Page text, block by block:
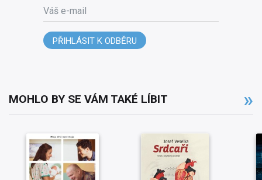
Váš e-mail
PŘIHLÁSIT K ODBĚRU
MOHLO BY SE VÁM TAKÉ LÍBIT